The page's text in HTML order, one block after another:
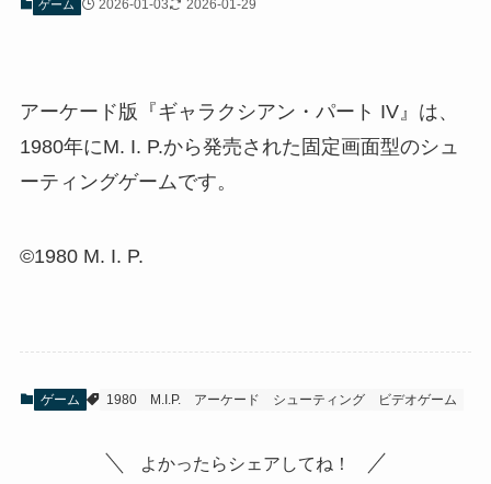
ゲーム 2026-01-03 2026-01-29
アーケード版『ギャラクシアン・パート IV』は、
1980年にM. I. P.から発売された固定画面型のシュ
ーティングゲームです。
©1980 M. I. P.
ゲーム 1980 M.I.P. アーケード シューティング ビデオゲーム
よかったらシェアしてね！